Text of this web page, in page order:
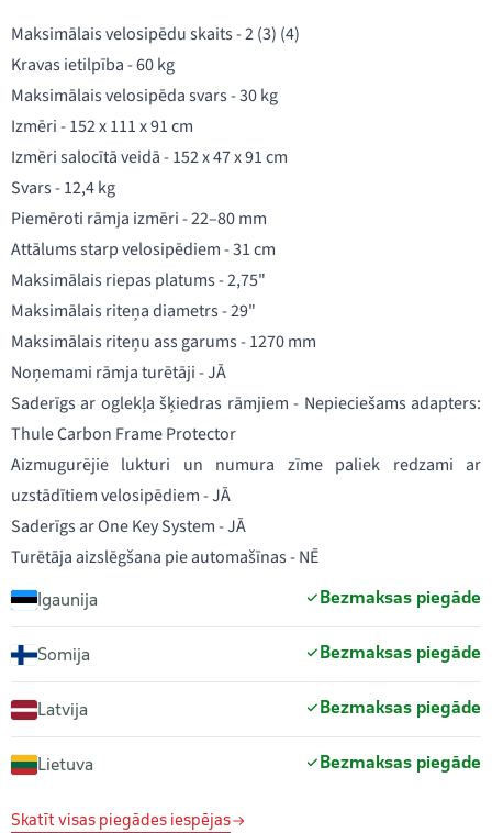
Maksimālais velosipēdu skaits - 2 (3) (4)
Kravas ietilpība - 60 kg
Maksimālais velosipēda svars - 30 kg
Izmēri - 152 x 111 x 91 cm
Izmēri salocītā veidā - 152 x 47 x 91 cm
Svars - 12,4 kg
Piemēroti rāmja izmēri - 22–80 mm
Attālums starp velosipēdiem - 31 cm
Maksimālais riepas platums - 2,75"
Maksimālais riteņa diametrs - 29"
Maksimālais riteņu ass garums - 1270 mm
Noņemami rāmja turētāji - JĀ
Saderīgs ar oglekļa šķiedras rāmjiem - Nepieciešams adapters:
Thule Carbon Frame Protector
Aizmugurējie lukturi un numura zīme paliek redzami ar
uzstādītiem velosipēdiem - JĀ
Saderīgs ar One Key System - JĀ
Turētāja aizslēgšana pie automašīnas - NĒ
Igaunija Bezmaksas piegāde
Somija Bezmaksas piegāde
Latvija Bezmaksas piegāde
Lietuva Bezmaksas piegāde
Skatīt visas piegādes iespējas